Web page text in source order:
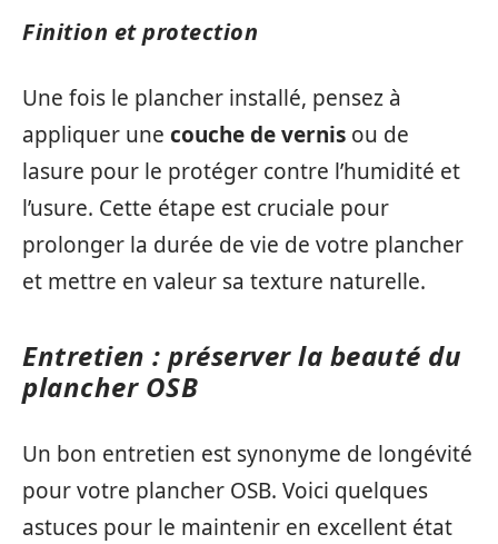
Finition et protection
Une fois le plancher installé, pensez à
appliquer une couche de vernis ou de
lasure pour le protéger contre l’humidité et
l’usure. Cette étape est cruciale pour
prolonger la durée de vie de votre plancher
et mettre en valeur sa texture naturelle.
Entretien : préserver la beauté du
plancher OSB
Un bon entretien est synonyme de longévité
pour votre plancher OSB. Voici quelques
astuces pour le maintenir en excellent état